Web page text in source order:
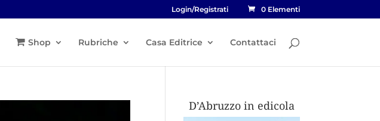
Login/Registrati 0 Elementi
Shop Rubriche Casa Editrice Contattaci
D’Abruzzo in edicola